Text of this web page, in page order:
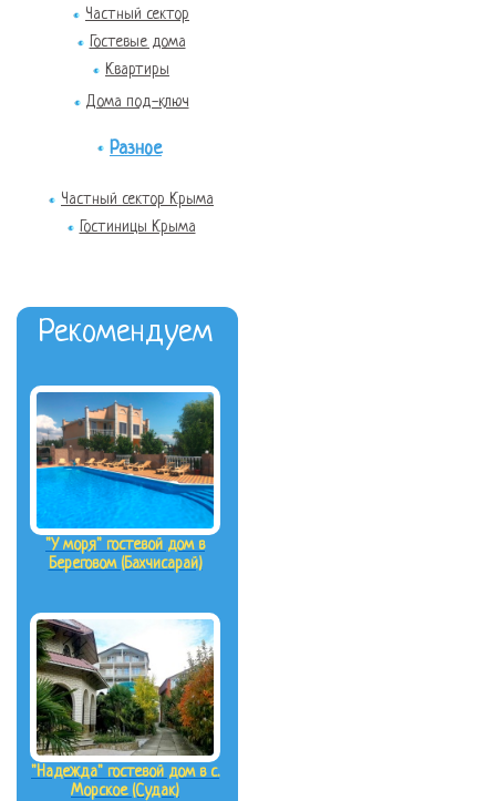
Частный сектор
Гостевые дома
Квартиры
Дома под-ключ
Разное
Частный сектор Крыма
Гостиницы Крыма
Рекомендуем
"У моря" гостевой дом в
Береговом (Бахчисарай)
"Надежда" гостевой дом в с.
Морское (Судак)